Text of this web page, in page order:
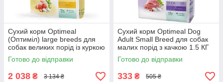
Сухий корм Optimeal
(Оптиміл) large breeds для
собак великих порід із куркою
12 КГ
Готово до відправки
2 038 ₴ 3 134 ₴
Сухий корм Optimeal Dog
Adult Small Breed для собак
малих порід з качкою 1.5 КГ
Готово до відправки
333 ₴ 505 ₴